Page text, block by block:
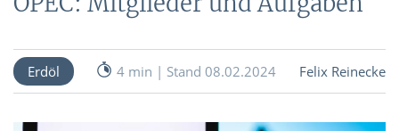
Erdöl 4 min | Stand 08.02.2024 Felix Reinecke